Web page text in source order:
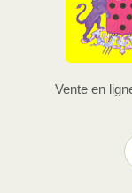
Vente en